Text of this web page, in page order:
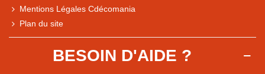
Mentions Légales Cdécomania
Plan du site
BESOIN D'AIDE ?